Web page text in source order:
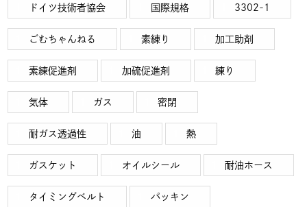
ドイツ技術者協会 国際規格 3302-1
ごむちゃんねる 素練り 加工助剤
素練促進剤 加硫促進剤 練り
気体 ガス 密閉
耐ガス透過性 油 熱
ガスケット オイルシール 耐油ホース
タイミングベルト パッキン